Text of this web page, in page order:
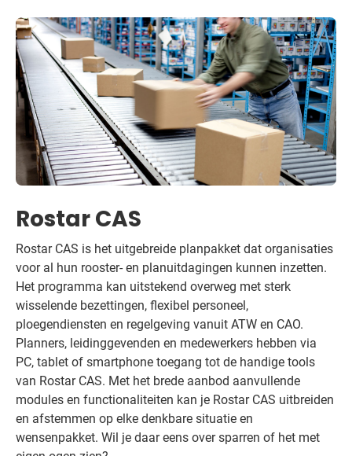
Rostar CAS
Rostar CAS is het uitgebreide planpakket dat organisaties
voor al hun rooster- en planuitdagingen kunnen inzetten.
Het programma kan uitstekend overweg met sterk
wisselende bezettingen, flexibel personeel,
ploegendiensten en regelgeving vanuit ATW en CAO.
Planners, leidinggevenden en medewerkers hebben via
PC, tablet of smartphone toegang tot de handige tools
van Rostar CAS. Met het brede aanbod aanvullende
modules en functionaliteiten kan je Rostar CAS uitbreiden
en afstemmen op elke denkbare situatie en
wensenpakket. Wil je daar eens over sparren of het met